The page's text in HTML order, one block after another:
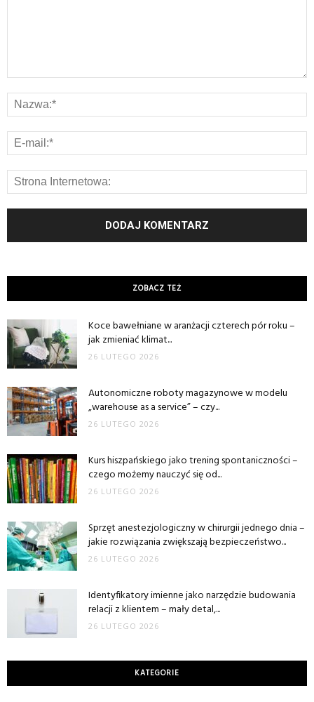
ZOBACZ TEŻ
Koce bawełniane w aranżacji czterech pór roku –
jak zmieniać klimat...
26 LUTEGO 2026
Autonomiczne roboty magazynowe w modelu
„warehouse as a service” – czy...
26 LUTEGO 2026
Kurs hiszpańskiego jako trening spontaniczności –
czego możemy nauczyć się od...
26 LUTEGO 2026
Sprzęt anestezjologiczny w chirurgii jednego dnia –
jakie rozwiązania zwiększają bezpieczeństwo...
26 LUTEGO 2026
Identyfikatory imienne jako narzędzie budowania
relacji z klientem – mały detal,...
26 LUTEGO 2026
KATEGORIE